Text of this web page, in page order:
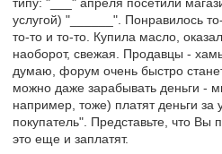
услугой) "______". Понравилось
то-то и то-то. Купила масло,
наоборот, свежая. Продавцы -
думаю, форум очень быстро
можно даже зарабывать деньги -
например, тоже) платят деньги за
покупатель". Представьте, что Вы
это еще и заплатят.